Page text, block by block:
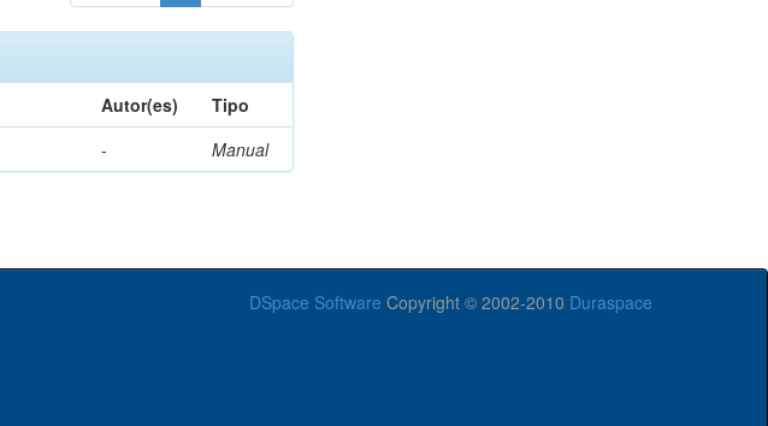
Autor(es)
Tipo
- Manual
DSpace Software Copyright © 2002-2010 Duraspace